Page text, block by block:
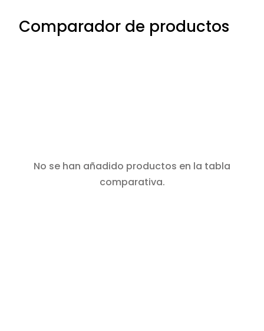
Comparador de productos
No se han añadido productos en la tabla
comparativa.